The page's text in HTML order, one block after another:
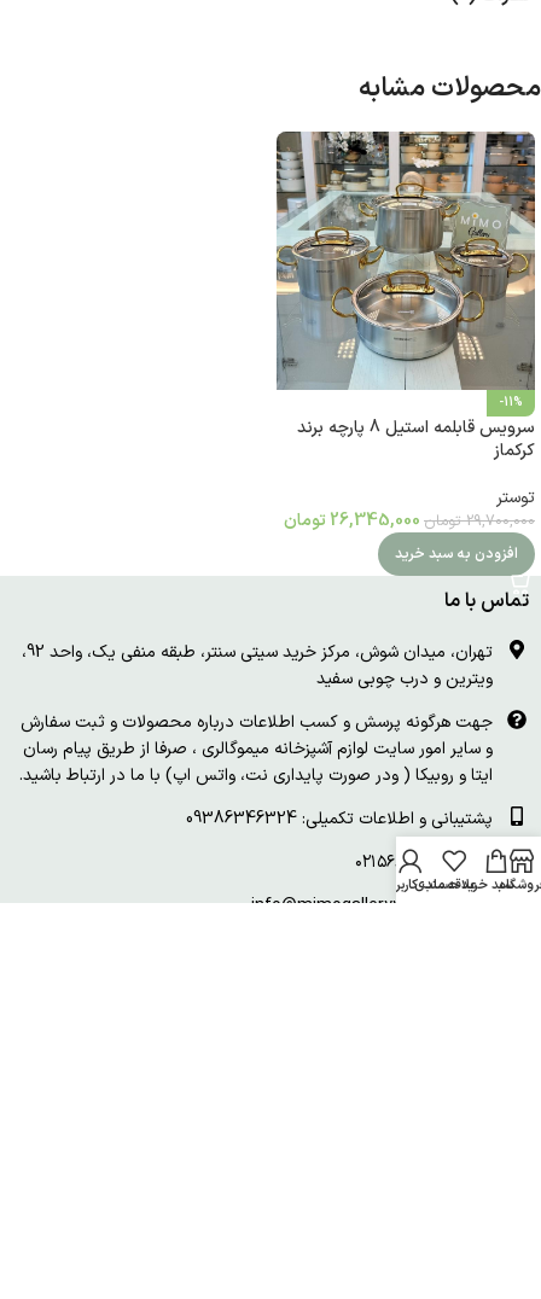
محصولات مشابه
-11%
سرویس قابلمه استیل 8 پارچه برند
کرکماز
توستر
29,700,000 تومان 26,345,000 تومان
افزودن به سبد خرید
تماس با ما
تهران، میدان شوش، مرکز خرید سیتی سنتر، طبقه منفی یک، واحد 92،
ویترین و درب چوبی سفید
جهت هرگونه پرسش و کسب اطلاعات درباره محصولات و ثبت سفارش
و سایر امور سایت لوازم آشپزخانه میموگالری ، صرفا از طریق پیام رسان
ایتا و روبیکا ( ودر صورت پایداری نت، واتس اپ) با ما در ارتباط باشید.
پشتیبانی و اطلاعات تکمیلی: 09386346324
تلفن: ۰۲۱۵۶۸۰۰۴۶۴
سبد خریدعلاقه مندی
حساب کاربری من